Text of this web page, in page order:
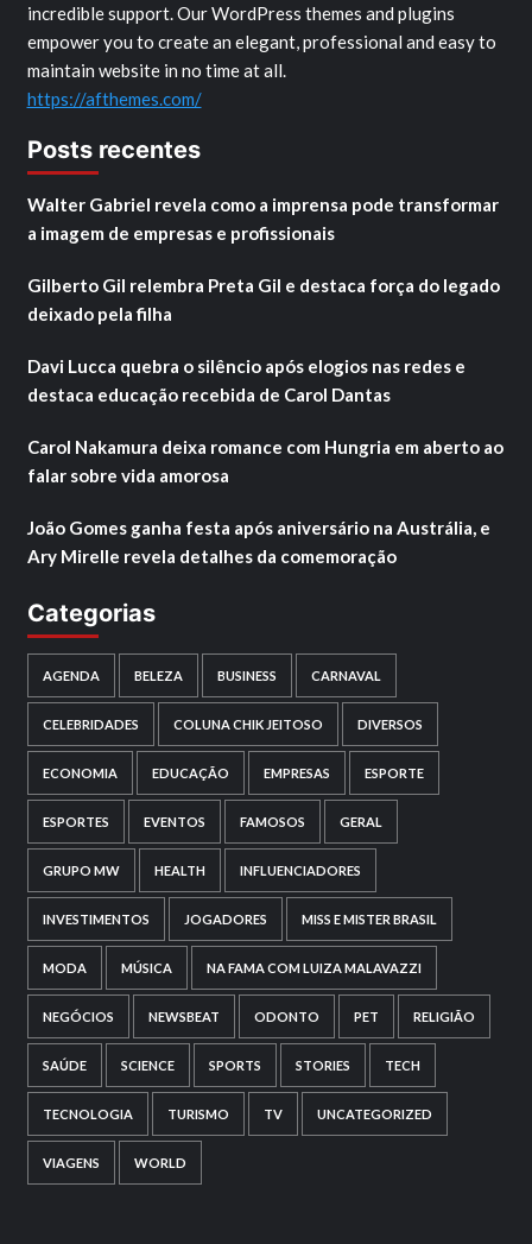
incredible support. Our WordPress themes and plugins
empower you to create an elegant, professional and easy to
maintain website in no time at all.
https://afthemes.com/
Posts recentes
Walter Gabriel revela como a imprensa pode transformar
a imagem de empresas e profissionais
Gilberto Gil relembra Preta Gil e destaca força do legado
deixado pela filha
Davi Lucca quebra o silêncio após elogios nas redes e
destaca educação recebida de Carol Dantas
Carol Nakamura deixa romance com Hungria em aberto ao
falar sobre vida amorosa
João Gomes ganha festa após aniversário na Austrália, e
Ary Mirelle revela detalhes da comemoração
Categorias
AGENDA BELEZA BUSINESS CARNAVAL
CELEBRIDADES COLUNA CHIK JEITOSO DIVERSOS
ECONOMIA EDUCAÇÃO EMPRESAS ESPORTE
ESPORTES EVENTOS FAMOSOS GERAL
GRUPO MW HEALTH INFLUENCIADORES
INVESTIMENTOS JOGADORES MISS E MISTER BRASIL
MODA MÚSICA NA FAMA COM LUIZA MALAVAZZI
NEGÓCIOS NEWSBEAT ODONTO PET RELIGIÃO
SAÚDE SCIENCE SPORTS STORIES TECH
TECNOLOGIA TURISMO TV UNCATEGORIZED
VIAGENS WORLD